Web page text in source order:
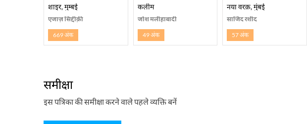
शाइर, मुम्बई
एजाज़ सिद्दीक़ी
669 अंक
कलीम
जोश मलीहाबादी
49 अंक
नया वरक़, मुंबई
साजिद रशीद
57 अंक
समीक्षा
इस पत्रिका की समीक्षा करने वाले पहले व्यक्ति बनें